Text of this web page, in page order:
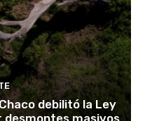
debilitó la Ley